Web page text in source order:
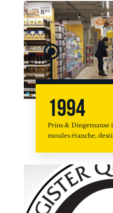
1994
Prins & Dingemanse
moules étanche,